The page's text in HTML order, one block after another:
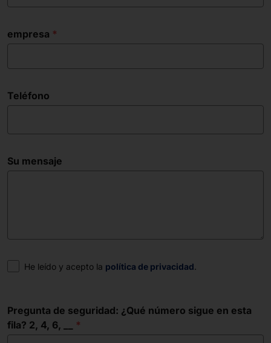
empresa
Teléfono
Su mensaje
Consentimiento
He leído y acepto la política de privacidad.
Pregunta de seguridad: ¿Qué número sigue en esta
fila? 2, 4, 6, __